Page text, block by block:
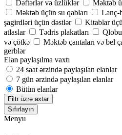
Dəftərlər və üzlüklər
Məktəb
Məktəb üçün su qabları
Lanç-
şagirdləri üçün dəstlər
Kitablar
atlaslar
Tədris plakatları
və çötkə
Məktəb çantaları və bel
gerblər
Elan paylaşılma vaxtı
24 saat ərzində paylaşılan elanlar
7 gün ərzində paylaşılan elanlar
Bütün elanlar
Filtr üzrə axtar
Sıfırlayın
Menyu